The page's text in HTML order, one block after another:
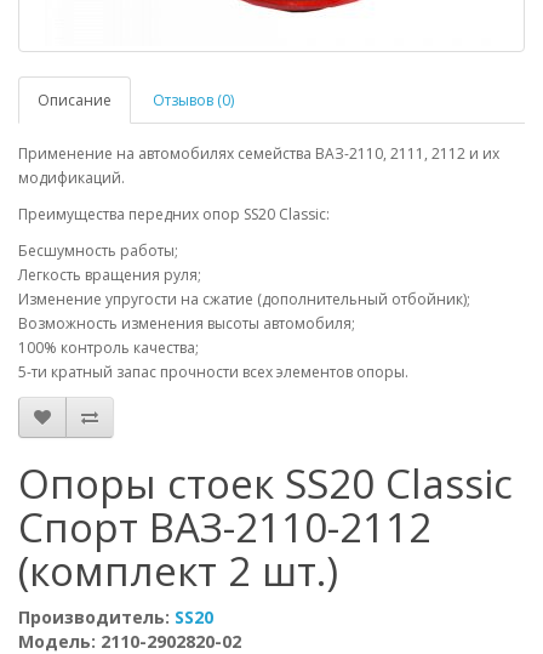
Описание Отзывов (0)
Применение на автомобилях семейства ВАЗ-2110, 2111, 2112 и их
модификаций.
Преимущества передних опор SS20 Classic:
Бесшумность работы;
Легкость вращения руля;
Изменение упругости на сжатие (дополнительный отбойник);
Возможность изменения высоты автомобиля;
100% контроль качества;
5-ти кратный запас прочности всех элементов опоры.
Опоры стоек SS20 Classic
Спорт ВАЗ-2110-2112
(комплект 2 шт.)
Производитель: SS20
Модель: 2110-2902820-02